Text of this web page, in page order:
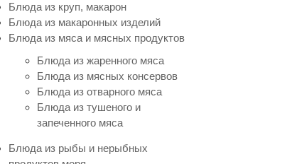
Блюда из круп, макарон
Блюда из макаронных изделий
Блюда из мяса и мясных продуктов
Блюда из жаренного мяса
Блюда из мясных консервов
Блюда из отварного мяса
Блюда из тушеного и
запеченного мяса
Блюда из рыбы и нерыбных